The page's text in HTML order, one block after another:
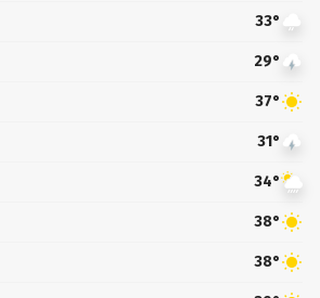
33°
29°
37°
31°
34°
38°
38°